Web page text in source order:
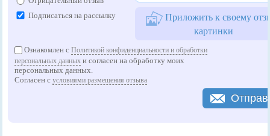
Подписаться на рассылку
Приложить к своему
картинки
Ознакомлен сПолитикой конфиденциальности и обработки
персональных данных и согласен на обработку моих
персональных данных.
Согласен сусловиями размещения отзыва